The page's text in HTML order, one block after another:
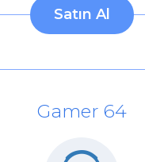
Satın Al
Gamer 64